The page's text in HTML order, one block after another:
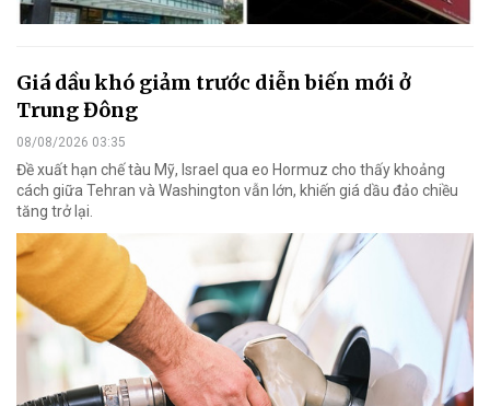
Giá dầu khó giảm trước diễn biến mới ở
Trung Đông
08/08/2026 03:35
Đề xuất hạn chế tàu Mỹ, Israel qua eo Hormuz cho thấy khoảng
cách giữa Tehran và Washington vẫn lớn, khiến giá dầu đảo chiều
tăng trở lại.